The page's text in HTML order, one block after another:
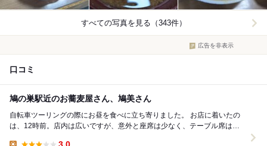
すべての写真を見る（343件）
広告を非表示
口コミ
鳩の巣駅近のお蕎麦屋さん、鳩美さん
自転車ツーリングの際にお昼を食べに立ち寄りました。 お店に着いたの
は、12時前。店内は広いですが、意外と座席は少なく、テーブル席は満